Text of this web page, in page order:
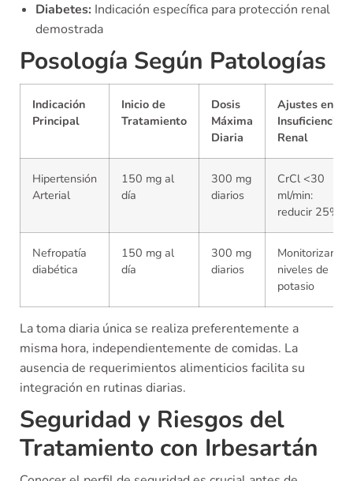
Diabetes: Indicación específica para protección renal
demostrada
Posología Según Patologías
Indicación
Principal
Inicio de
Tratamiento
Dosis
Máxima
Diaria
Ajustes en
Insuficiencia
Renal
Hipertensión
Arterial
150 mg al
día
300 mg
diarios
CrCl <30
ml/min:
reducir 25%
Nefropatía
diabética
150 mg al
día
300 mg
diarios
Monitorizar
niveles de
potasio
La toma diaria única se realiza preferentemente a
misma hora, independientemente de comidas. La
ausencia de requerimientos alimenticios facilita su
integración en rutinas diarias.
Seguridad y Riesgos del
Tratamiento con Irbesartán